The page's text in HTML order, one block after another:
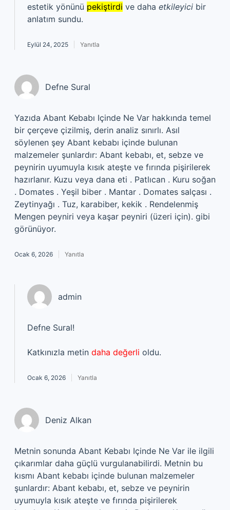
estetik yönünü pekiştirdi ve daha etkileyici bir
anlatım sundu.
Eylül 24, 2025 Yanıtla
Defne Sural
Yazıda Abant Kebabı Içinde Ne Var hakkında temel
bir çerçeve çizilmiş, derin analiz sınırlı. Asıl
söylenen şey Abant kebabı içinde bulunan
malzemeler şunlardır: Abant kebabı, et, sebze ve
peynirin uyumuyla kısık ateşte ve fırında pişirilerek
hazırlanır. Kuzu veya dana eti . Patlıcan . Kuru soğan
. Domates . Yeşil biber . Mantar . Domates salçası .
Zeytinyağı . Tuz, karabiber, kekik . Rendelenmiş
Mengen peyniri veya kaşar peyniri (üzeri için). gibi
görünüyor.
Ocak 6, 2026 Yanıtla
admin
Defne Sural!
Katkınızla metin daha değerli oldu.
Ocak 6, 2026 Yanıtla
Deniz Alkan
Metnin sonunda Abant Kebabı Içinde Ne Var ile ilgili
çıkarımlar daha güçlü vurgulanabilirdi. Metnin bu
kısmı Abant kebabı içinde bulunan malzemeler
şunlardır: Abant kebabı, et, sebze ve peynirin
uyumuyla kısık ateşte ve fırında pişirilerek